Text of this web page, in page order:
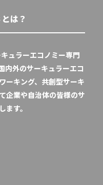
は？
ュラーエコノミー専門
内外のサーキュラーエコ
ーキング、共創型サーキ
企業や自治体の皆様のサ
ます。